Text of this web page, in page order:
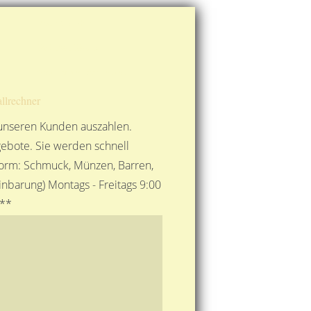
Kunden auszahlen.
Sie werden schnell
Schmuck, Münzen, Barren,
Montags - Freitags 9:00